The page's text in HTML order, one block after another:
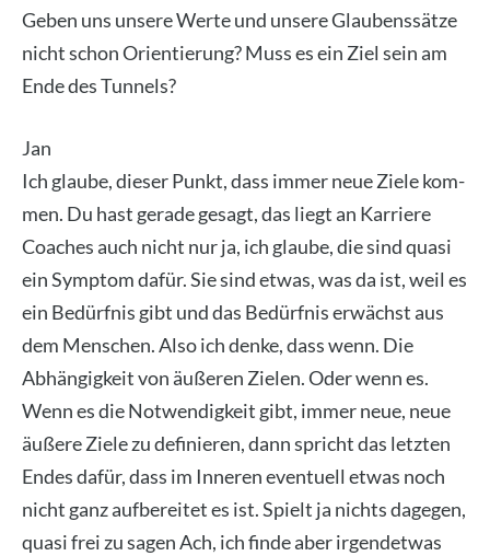
Geben uns unse­re Wer­te und unse­re Glau­bens­sät­ze
nicht schon Ori­en­tie­rung? Muss es ein Ziel sein am
Ende des Tun­nels?
Jan
Ich glau­be, die­ser Punkt, dass immer neue Zie­le kom­
men. Du hast gera­de gesagt, das liegt an Kar­rie­re
Coa­ches auch nicht nur ja, ich glau­be, die sind qua­si
ein Sym­ptom dafür. Sie sind etwas, was da ist, weil es
ein Bedürf­nis gibt und das Bedürf­nis erwächst aus
dem Men­schen. Also ich den­ke, dass wenn. Die
Abhän­gig­keit von äuße­ren Zie­len. Oder wenn es.
Wenn es die Not­wen­dig­keit gibt, immer neue, neue
äuße­re Zie­le zu defi­nie­ren, dann spricht das letz­ten
Endes dafür, dass im Inne­ren even­tu­ell etwas noch
nicht ganz auf­be­rei­tet es ist. Spielt ja nichts dage­gen,
qua­si frei zu sagen Ach, ich fin­de aber irgend­et­was